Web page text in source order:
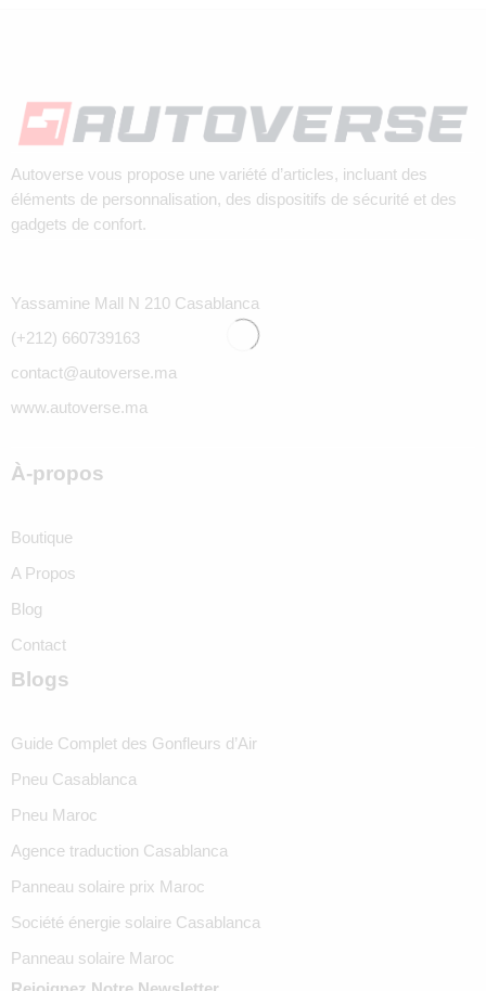
Autoverse vous propose une variété d’articles, incluant des
éléments de personnalisation, des dispositifs de sécurité et des
gadgets de confort.
Yassamine Mall N 210 Casablanca
(+212) 660739163
contact@autoverse.ma
www.autoverse.ma
À-propos
Boutique
A Propos
Blog
Contact
Blogs
Guide Complet des Gonfleurs d’Air
Pneu Casablanca
Pneu Maroc
Agence traduction Casablanca
Panneau solaire prix Maroc
Société énergie solaire Casablanca
Panneau solaire Maroc